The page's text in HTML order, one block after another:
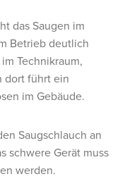
das Saugen im
Betrieb deutlich
Technikraum,
dort führt ein
im Gebäude.
Saugschlauch an
schwere Gerät muss
werden.